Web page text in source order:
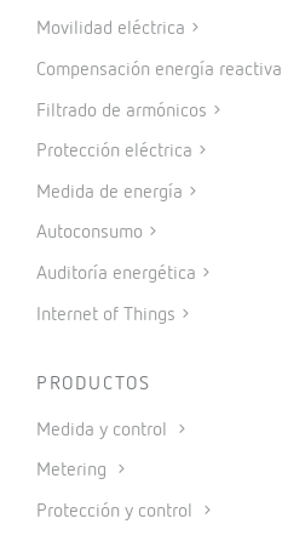
Movilidad eléctrica
Compensación energía reactiva
Filtrado de armónicos
Protección eléctrica
Medida de energía
Autoconsumo
Auditoría energética
Internet of Things
PRODUCTOS
Medida y control
Metering
Protección y control